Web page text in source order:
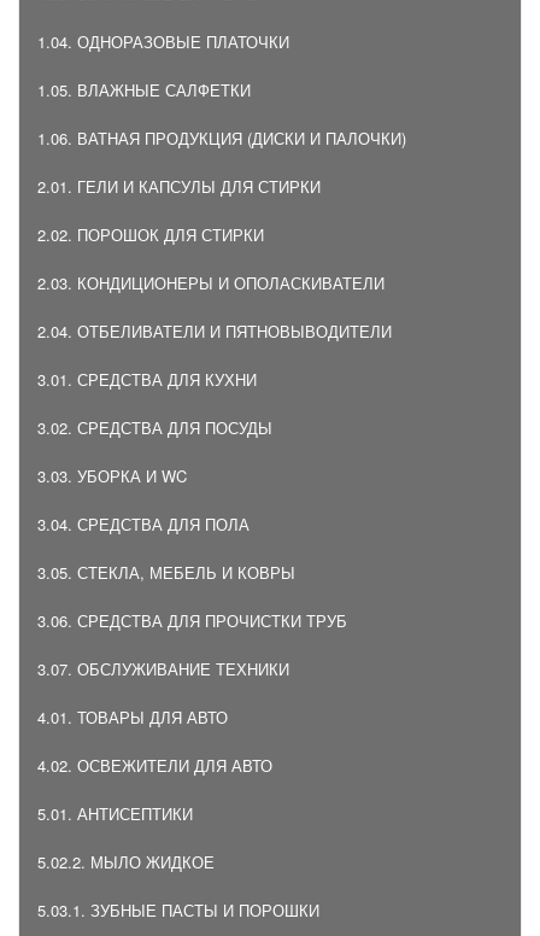
1.04. ОДНОРАЗОВЫЕ ПЛАТОЧКИ
1.05. ВЛАЖНЫЕ САЛФЕТКИ
1.06. ВАТНАЯ ПРОДУКЦИЯ (ДИСКИ И ПАЛОЧКИ)
2.01. ГЕЛИ И КАПСУЛЫ ДЛЯ СТИРКИ
2.02. ПОРОШОК ДЛЯ СТИРКИ
2.03. КОНДИЦИОНЕРЫ И ОПОЛАСКИВАТЕЛИ
2.04. ОТБЕЛИВАТЕЛИ И ПЯТНОВЫВОДИТЕЛИ
3.01. СРЕДСТВА ДЛЯ КУХНИ
3.02. СРЕДСТВА ДЛЯ ПОСУДЫ
3.03. УБОРКА И WC
3.04. СРЕДСТВА ДЛЯ ПОЛА
3.05. СТЕКЛА, МЕБЕЛЬ И КОВРЫ
3.06. СРЕДСТВА ДЛЯ ПРОЧИСТКИ ТРУБ
3.07. ОБСЛУЖИВАНИЕ ТЕХНИКИ
4.01. ТОВАРЫ ДЛЯ АВТО
4.02. ОСВЕЖИТЕЛИ ДЛЯ АВТО
5.01. АНТИСЕПТИКИ
5.02.2. МЫЛО ЖИДКОЕ
5.03.1. ЗУБНЫЕ ПАСТЫ И ПОРОШКИ